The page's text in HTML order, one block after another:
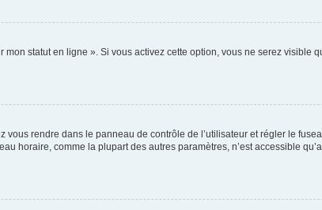
statut en ligne ». Si vous activez cette option, vous ne serez visible
vous rendre dans le panneau de contrôle de l’utilisateur et régler le
horaire, comme la plupart des autres paramètres, n’est accessible